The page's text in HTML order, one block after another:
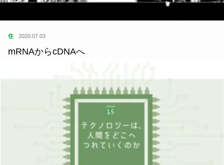
住 2020.07.03
mRNAからcDNAへ